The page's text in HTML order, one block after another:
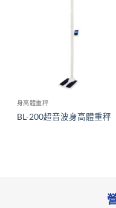
身高體重秤
BL-200超音波身高體重秤